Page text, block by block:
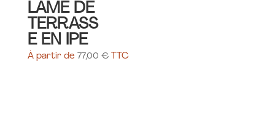
LAME DE
TERRASS
E EN IPE
À partir de 77,00 € TTC